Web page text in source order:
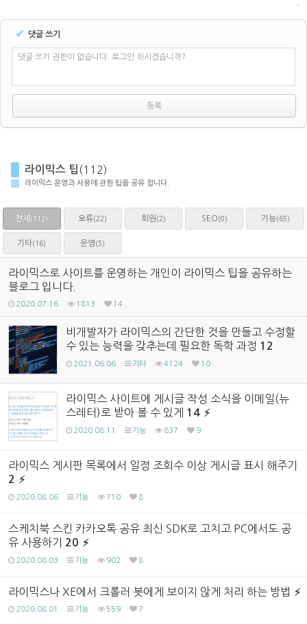
✔ 댓글 쓰기
댓글 쓰기 권한이 없습니다. 로그인 하시겠습니까?
라이믹스 팁 (112)
라이믹스 운영과 사용에 관한 팁을 공유 합니다.
전체 (112) 오류(22) 회원 (2) SEO (0) 기능(65)
기타(16) 운영 (5)
라이믹스로 사이트를 운영하는 개인이 라이믹스 팁을 공유하는
블로그 입니다.
2020.07.16 1813 14
비개발자가 라이믹스의 간단한 것을 만들고 수정할
수 있는 능력을 갖추는데 필요한 독학 과정 12
2021.06.06 기타 4124 10
라이믹스 사이트에 게시글 작성 소식을 이메일(뉴
스레터)로 받아 볼 수 있게
14
2020.08.11 기능 837 9
라이믹스 게시판 목록에서 일정 조회수 이상 게시글 표시 해주기
2
2020.08.06 기능 710 8
스케치북 스킨 카카오톡 공유 최신 SDK로 고치고 PC에서도 공
유 사용하기
20
2020.08.03 기능 902 8
라이믹스나 XE에서 크롤러 봇에게 보이지 않게 처리 하는 방법
2020.08.01 기능 559 7